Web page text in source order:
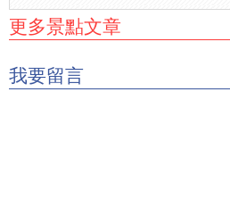
更多景點文章
我要留言